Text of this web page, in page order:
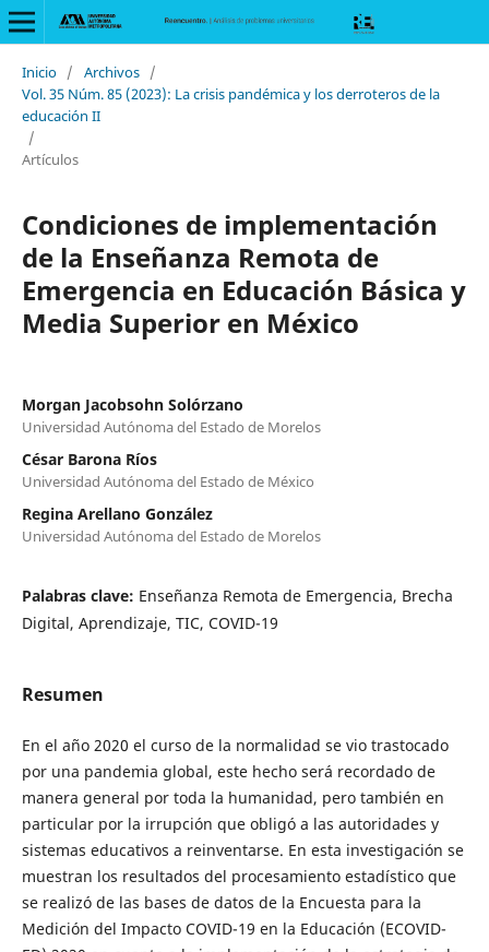
Inicio / Archivos /
Vol. 35 Núm. 85 (2023): La crisis pandémica y los derroteros de la
educación II
/
Artículos
Condiciones de implementación
de la Enseñanza Remota de
Emergencia en Educación Básica y
Media Superior en México
Morgan Jacobsohn Solórzano
Universidad Autónoma del Estado de Morelos
César Barona Ríos
Universidad Autónoma del Estado de México
Regina Arellano González
Universidad Autónoma del Estado de Morelos
Palabras clave: Enseñanza Remota de Emergencia, Brecha
Digital, Aprendizaje, TIC, COVID-19
Resumen
En el año 2020 el curso de la normalidad se vio trastocado
por una pandemia global, este hecho será recordado de
manera general por toda la humanidad, pero también en
particular por la irrupción que obligó a las autoridades y
sistemas educativos a reinventarse. En esta investigación se
muestran los resultados del procesamiento estadístico que
se realizó de las bases de datos de la Encuesta para la
Medición del Impacto COVID-19 en la Educación (ECOVID-